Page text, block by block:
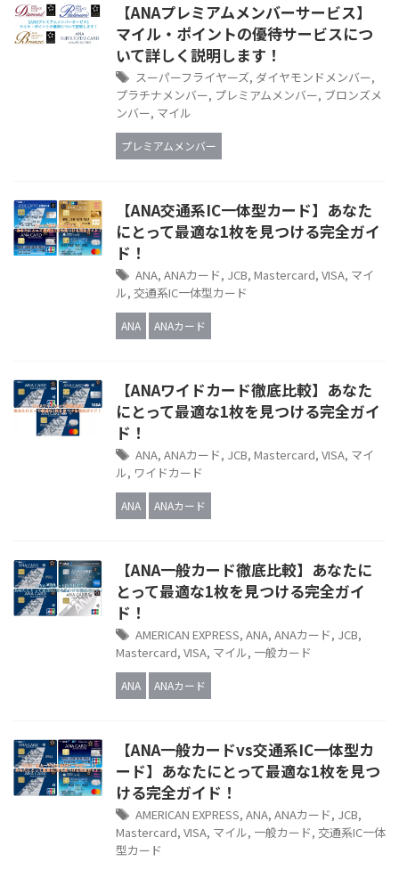
【ANAプレミアムメンバーサービス】
マイル・ポイントの優待サービスにつ
いて詳しく説明します！
スーパーフライヤーズ, ダイヤモンドメンバー,
プラチナメンバー, プレミアムメンバー, ブロンズメ
ンバー, マイル
プレミアムメンバー
【ANA交通系IC一体型カード】あなた
にとって最適な1枚を見つける完全ガイ
ド！
ANA, ANAカード, JCB, Mastercard, VISA, マイ
ル, 交通系IC一体型カード
ANA ANAカード
【ANAワイドカード徹底比較】あなた
にとって最適な1枚を見つける完全ガイ
ド！
ANA, ANAカード, JCB, Mastercard, VISA, マイ
ル, ワイドカード
ANA ANAカード
【ANA一般カード徹底比較】あなたに
とって最適な1枚を見つける完全ガイ
ド！
AMERICAN EXPRESS, ANA, ANAカード, JCB,
Mastercard, VISA, マイル, 一般カード
ANA ANAカード
【ANA一般カードvs交通系IC一体型カ
ード】あなたにとって最適な1枚を見つ
ける完全ガイド！
AMERICAN EXPRESS, ANA, ANAカード, JCB,
Mastercard, VISA, マイル, 一般カード, 交通系IC一体
型カード